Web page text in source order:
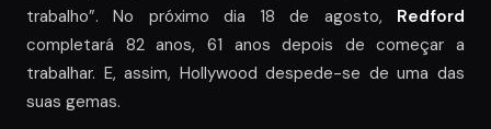
trabalho”. No próximo dia 18 de agosto, Redford
completará 82 anos, 61 anos depois de começar a
trabalhar. E, assim, Hollywood despede-se de uma das
suas gemas.